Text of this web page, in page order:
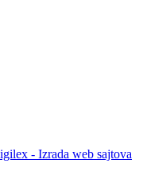
- Izrada web sajtova